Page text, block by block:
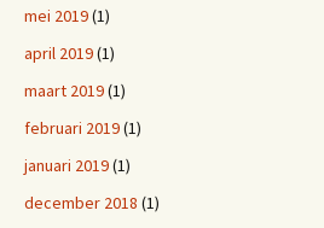
mei 2019(1)
april 2019(1)
maart 2019(1)
februari 2019(1)
januari 2019(1)
december 2018 (1)